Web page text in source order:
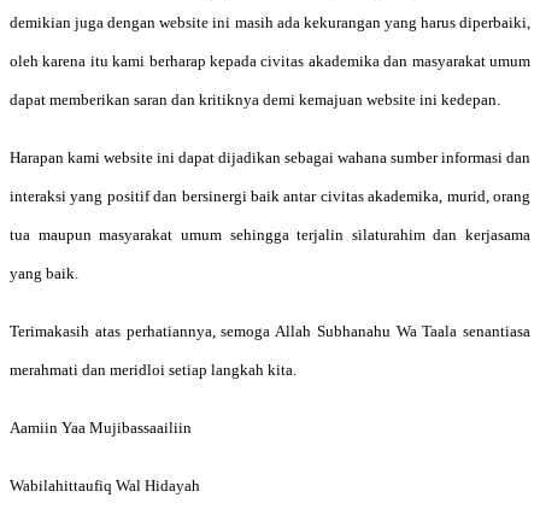
demikian juga dengan website ini masih ada kekurangan yang harus diperbaiki,
oleh karena itu kami berharap kepada civitas akademika dan masyarakat umum
dapat memberikan saran dan kritiknya demi kemajuan website ini kedepan.
Harapan kami website ini dapat dijadikan sebagai wahana sumber informasi dan
interaksi yang positif dan bersinergi baik antar civitas akademika, murid, orang
tua maupun masyarakat umum sehingga terjalin silaturahim dan kerjasama
yang baik.
Terimakasih atas perhatiannya, semoga Allah Subhanahu Wa Taala senantiasa
merahmati dan meridloi setiap langkah kita.
Aamiin Yaa Mujibassaailiin
Wabilahittaufiq Wal Hidayah